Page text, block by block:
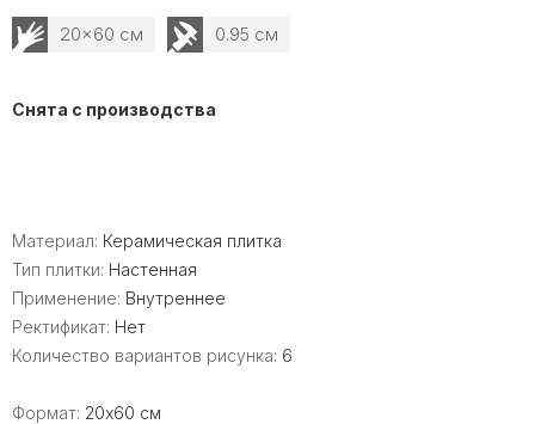
20x60 см 0.95 см
Снята с производства
Материал: Керамическая плитка
Тип плитки: Настенная
Применение: Внутреннее
Ректификат: Нет
Количество вариантов рисунка: 6
Формат: 20x60 см